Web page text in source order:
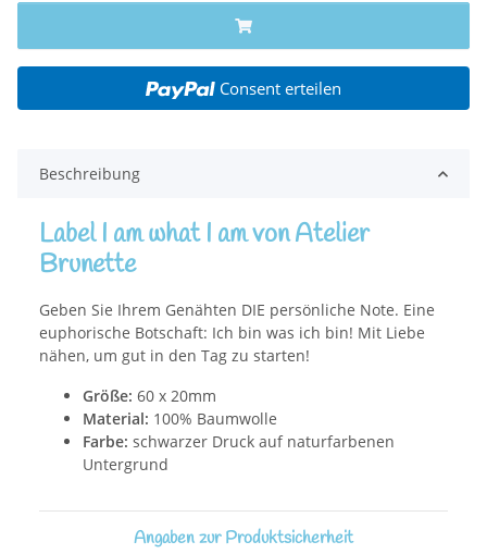
Consent erteilen
Beschreibung
Label I am what I am von Atelier
Brunette
Geben Sie Ihrem Genähten DIE persönliche Note. Eine
euphorische Botschaft: Ich bin was ich bin! Mit Liebe
nähen, um gut in den Tag zu starten!
Größe: 60 x 20mm
Material: 100% Baumwolle
Farbe: schwarzer Druck auf naturfarbenen
Untergrund
Angaben zur Produktsicherheit